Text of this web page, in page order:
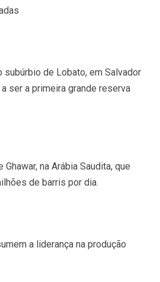
de Lobato, em Salvador
ser a primeira grande reserva
na Arábia Saudita, que
de barris por dia.
a liderança na produção